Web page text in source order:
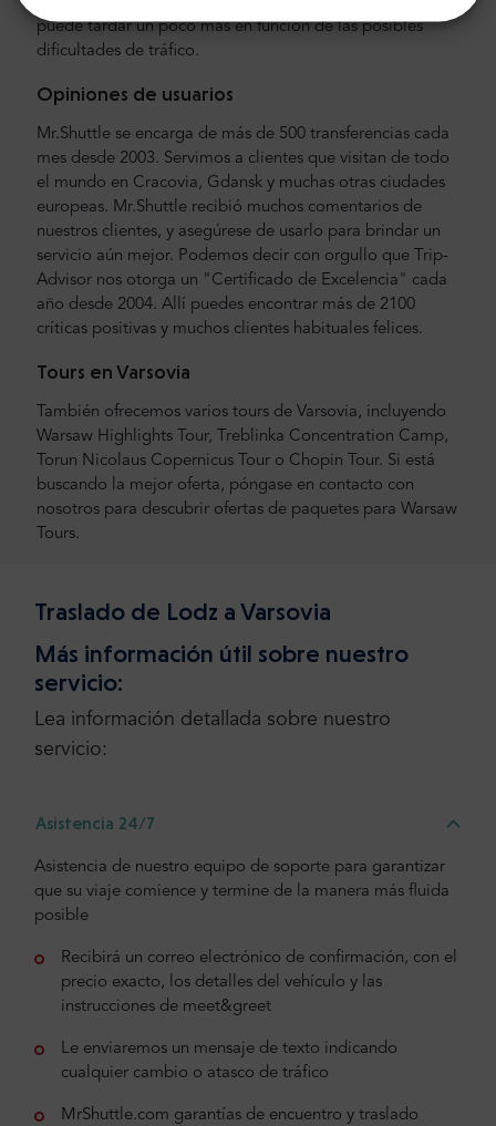
puede tardar un poco más en función de las posibles
dificultades de tráfico.
Opiniones de usuarios
Mr.Shuttle se encarga de más de 500 transferencias cada
mes desde 2003. Servimos a clientes que visitan de todo
el mundo en Cracovia, Gdansk y muchas otras ciudades
europeas. Mr.Shuttle recibió muchos comentarios de
nuestros clientes, y asegúrese de usarlo para brindar un
servicio aún mejor. Podemos decir con orgullo que Trip-
Advisor nos otorga un "Certificado de Excelencia" cada
año desde 2004. Allí puedes encontrar más de 2100
críticas positivas y muchos clientes habituales felices.
Tours en Varsovia
También ofrecemos varios tours de Varsovia, incluyendo
Warsaw Highlights Tour, Treblinka Concentration Camp,
Torun Nicolaus Copernicus Tour o Chopin Tour. Si está
buscando la mejor oferta, póngase en contacto con
nosotros para descubrir ofertas de paquetes para Warsaw
Tours.
Traslado de Lodz a Varsovia
Más información útil sobre nuestro
servicio:
Lea información detallada sobre nuestro
servicio:
Asistencia 24/7
Asistencia de nuestro equipo de soporte para garantizar
que su viaje comience y termine de la manera más fluida
posible
Recibirá un correo electrónico de confirmación, con el
precio exacto, los detalles del vehículo y las
instrucciones de meet&greet
Le enviaremos un mensaje de texto indicando
cualquier cambio o atasco de tráfico
MrShuttle.com garantías de encuentro y traslado